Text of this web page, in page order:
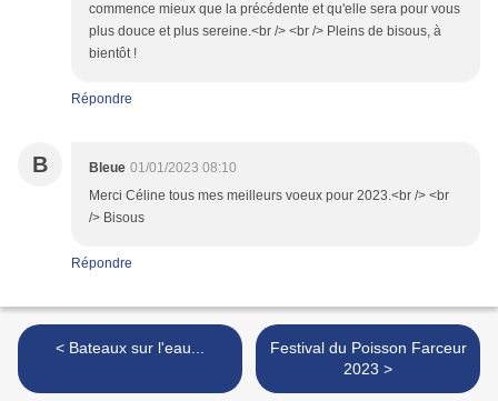
commence mieux que la précédente et qu'elle sera pour vous
plus douce et plus sereine.<br /> <br /> Pleins de bisous, à
bientôt !
Répondre
B Bleue 01/01/2023 08:10
Merci Céline tous mes meilleurs voeux pour 2023.<br /> <br
/> Bisous
Répondre
< Bateaux sur l'eau...
Festival du Poisson Farceur
2023 >